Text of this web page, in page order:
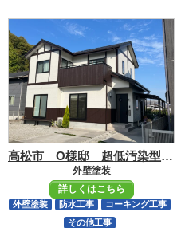
高松市 O様邸 超低汚染型フッ素仕上げ
外壁塗装
詳しくはこちら
外壁塗装 防水工事
コーキング工事
その他工事